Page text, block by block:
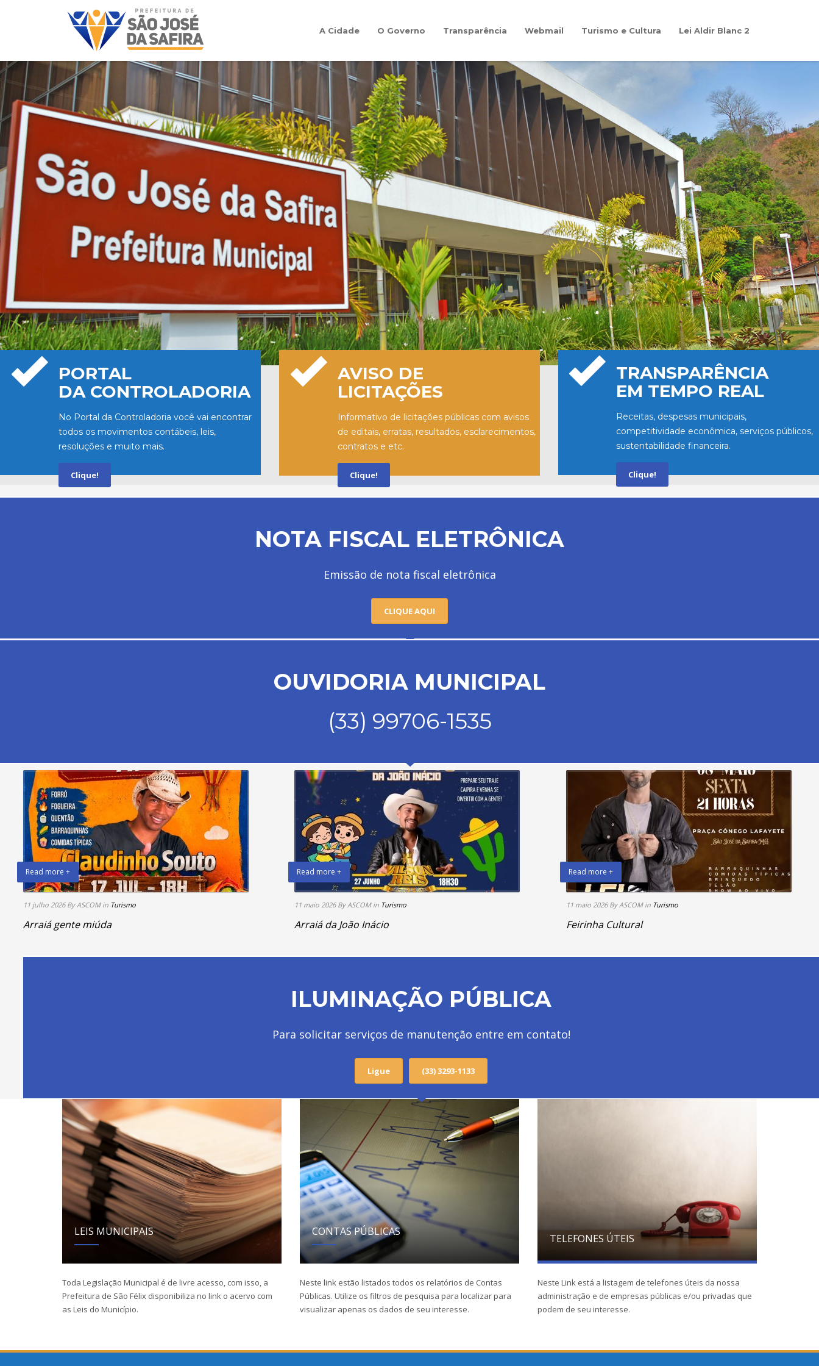
A Cidade O Governo Transparência Webmail Turismo e Cultura Lei Aldir Blanc 2
PORTAL
DA CONTROLADORIA
No Portal da Controladoria você vai encontrar
todos os movimentos contábeis, leis,
resoluções e muito mais.
Clique!
AVISO DE
LICITAÇÕES
Informativo de licitações públicas com avisos
de editais, erratas, resultados, esclarecimentos,
contratos e etc.
Clique!
TRANSPARÊNCIA
EM TEMPO REAL
Receitas, despesas municipais,
competitividade econômica, serviços públicos,
sustentabilidade financeira.
Clique!
NOTA FISCAL ELETRÔNICA
Emissão de nota fiscal eletrônica
CLIQUE AQUI
OUVIDORIA MUNICIPAL
(33) 99706-1535
Read more +
11 julho 2026 By ASCOM in Turismo
Arraiá gente miúda
Read more +
11 maio 2026 By ASCOM in Turismo
Arraiá da João Inácio
Read more +
11 maio 2026 By ASCOM in Turismo
Feirinha Cultural
ILUMINAÇÃO PÚBLICA
Para solicitar serviços de manutenção entre em contato!
Ligue (33) 3293-1133
LEIS MUNICIPAIS
Toda Legislação Municipal é de livre acesso, com isso, a
Prefeitura de São Félix disponibiliza no link o acervo com
as Leis do Município.
CONTAS PÚBLICAS
Neste link estão listados todos os relatórios de Contas
Públicas. Utilize os filtros de pesquisa para localizar para
visualizar apenas os dados de seu interesse.
TELEFONES ÚTEIS
Neste Link está a listagem de telefones úteis da nossa
administração e de empresas públicas e/ou privadas que
podem de seu interesse.